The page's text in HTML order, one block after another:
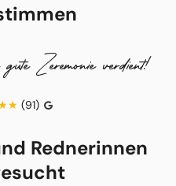
Zeremonie verdient!
(91)
Rednerinnen